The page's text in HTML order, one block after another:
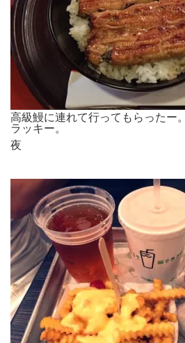
高級鰻に連れて行ってもらったー。
ラッキー。
夜